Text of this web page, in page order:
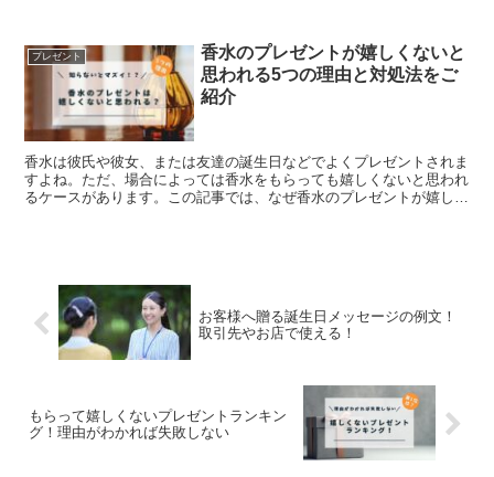
プレゼント
香水のプレゼントが嬉しくないと
思われる5つの理由と対処法をご
紹介
香水は彼氏や彼女、または友達の誕生日などでよくプレゼントされま
すよね。ただ、場合によっては香水をもらっても嬉しくないと思われ
るケースがあります。この記事では、なぜ香水のプレゼントが嬉しく
お客様へ贈る誕生日メッセージの例文！
取引先やお店で使える！
もらって嬉しくないプレゼントランキン
グ！理由がわかれば失敗しない